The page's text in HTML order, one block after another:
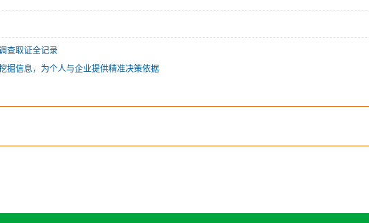
查取证全记录
掘信息，为个人与企业提供精准决策依据